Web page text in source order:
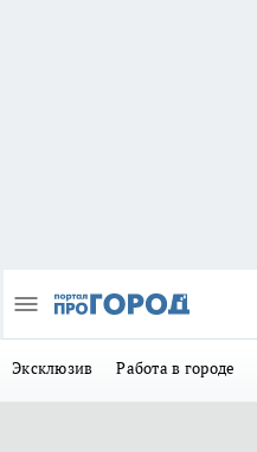
Эксклюзив Работа в городе